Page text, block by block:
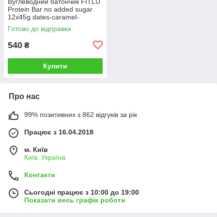
Protein Bar no added sugar
12x45g dates-caramel-
peanuts
Готово до відправки
540 ₴
Купити
Про нас
99% позитивних з 862 відгуків за рік
Працює з 16.04.2018
м. Київ
Київ, Україна
Контакти
Сьогодні працює з 10:00 до 19:00
Показати весь графік роботи